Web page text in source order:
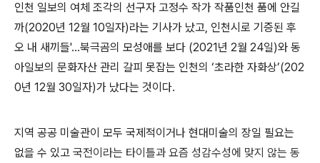
인천 일보의 여체 조각의 선구자 고정수 작가 작품인천 품에 안길
까(2020년 12월 10일자)라는 기사가 났고, 인천시로 기증된 후
오 내 새끼들'…북극곰의 모성애를 보다 (2021년 2월 24일)와 동
아일보의 문화자산 관리 갈피 못잡는 인천의 ‘초라한 자화상’(202
0년 12월 30일자)가 났다는 것이다.
지역 공공 미술관이 모두 국제적이거나 현대미술의 장일 필요는
없을 수 있고 국전이라는 타이틀과 요즘 성감수성에 맞지 않는 동